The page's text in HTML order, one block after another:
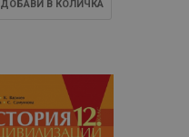
ДОБАВИ В КОЛИЧКА